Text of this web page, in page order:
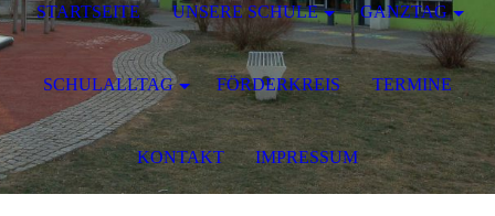
STARTSEITE UNSERE SCHULE GANZTAG
SCHULALLTAG FÖRDERKREIS TERMINE
KONTAKT IMPRESSUM